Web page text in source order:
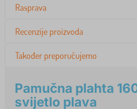
Rasprava
Recenzije proizvoda
Također preporučujemo
Pamučna plahta
svijetlo plava